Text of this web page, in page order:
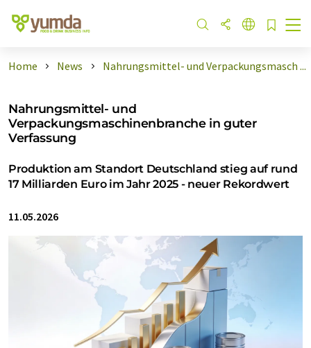
Home News Nahrungsmittel- und Verpackungsmasch ...
Nahrungsmittel- und
Verpackungsmaschinenbranche in guter
Verfassung
Produktion am Standort Deutschland stieg auf rund
17 Milliarden Euro im Jahr 2025 - neuer Rekordwert
11.05.2026